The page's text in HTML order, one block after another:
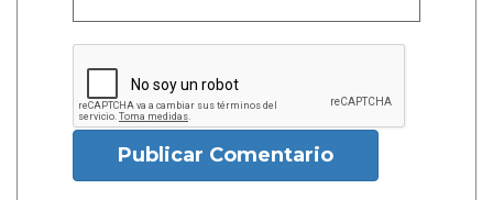
Publicar Comentario